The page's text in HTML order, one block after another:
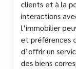
clients et à la
interactions
l’immobilier
et préférences
d’offrir un
des biens